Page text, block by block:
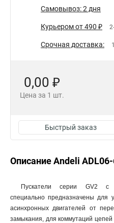
Самовывоз: 2 дня
Курьером от 490 ₽
Срочная доставка:
0,00 ₽
Цена за 1 шт.
Быстрый заказ
Описание Andeli
Пускатели серии GV2 с
специально предназначены для
асинхронных двигателей от
замыкания, для коммутаций